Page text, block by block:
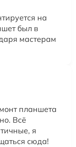
на
был в
мастерам
планшета
Всё
я
сюда!